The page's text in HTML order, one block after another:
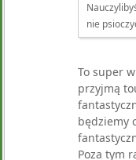
nie
To super
przyjmą
będziemy
Poza tym